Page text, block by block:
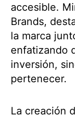
accesible.
Brands,
la marca
enfatizando
inversión,
pertenecer.
La creación